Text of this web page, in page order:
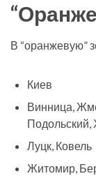
В “оранжевую”
Киев
Винница,
Подольский,
Луцк, Ковель
Житомир,